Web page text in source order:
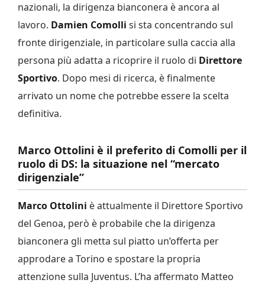
nazionali, la dirigenza bianconera è ancora al
lavoro. Damien Comolli si sta concentrando sul
fronte dirigenziale, in particolare sulla caccia alla
persona più adatta a ricoprire il ruolo di Direttore
Sportivo. Dopo mesi di ricerca, è finalmente
arrivato un nome che potrebbe essere la scelta
definitiva.
Marco Ottolini è il preferito di Comolli per il
ruolo di DS: la situazione nel “mercato
dirigenziale”
Marco Ottolini è attualmente il Direttore Sportivo
del Genoa, però è probabile che la dirigenza
bianconera gli metta sul piatto un’offerta per
approdare a Torino e spostare la propria
attenzione sulla Juventus. L’ha affermato Matteo